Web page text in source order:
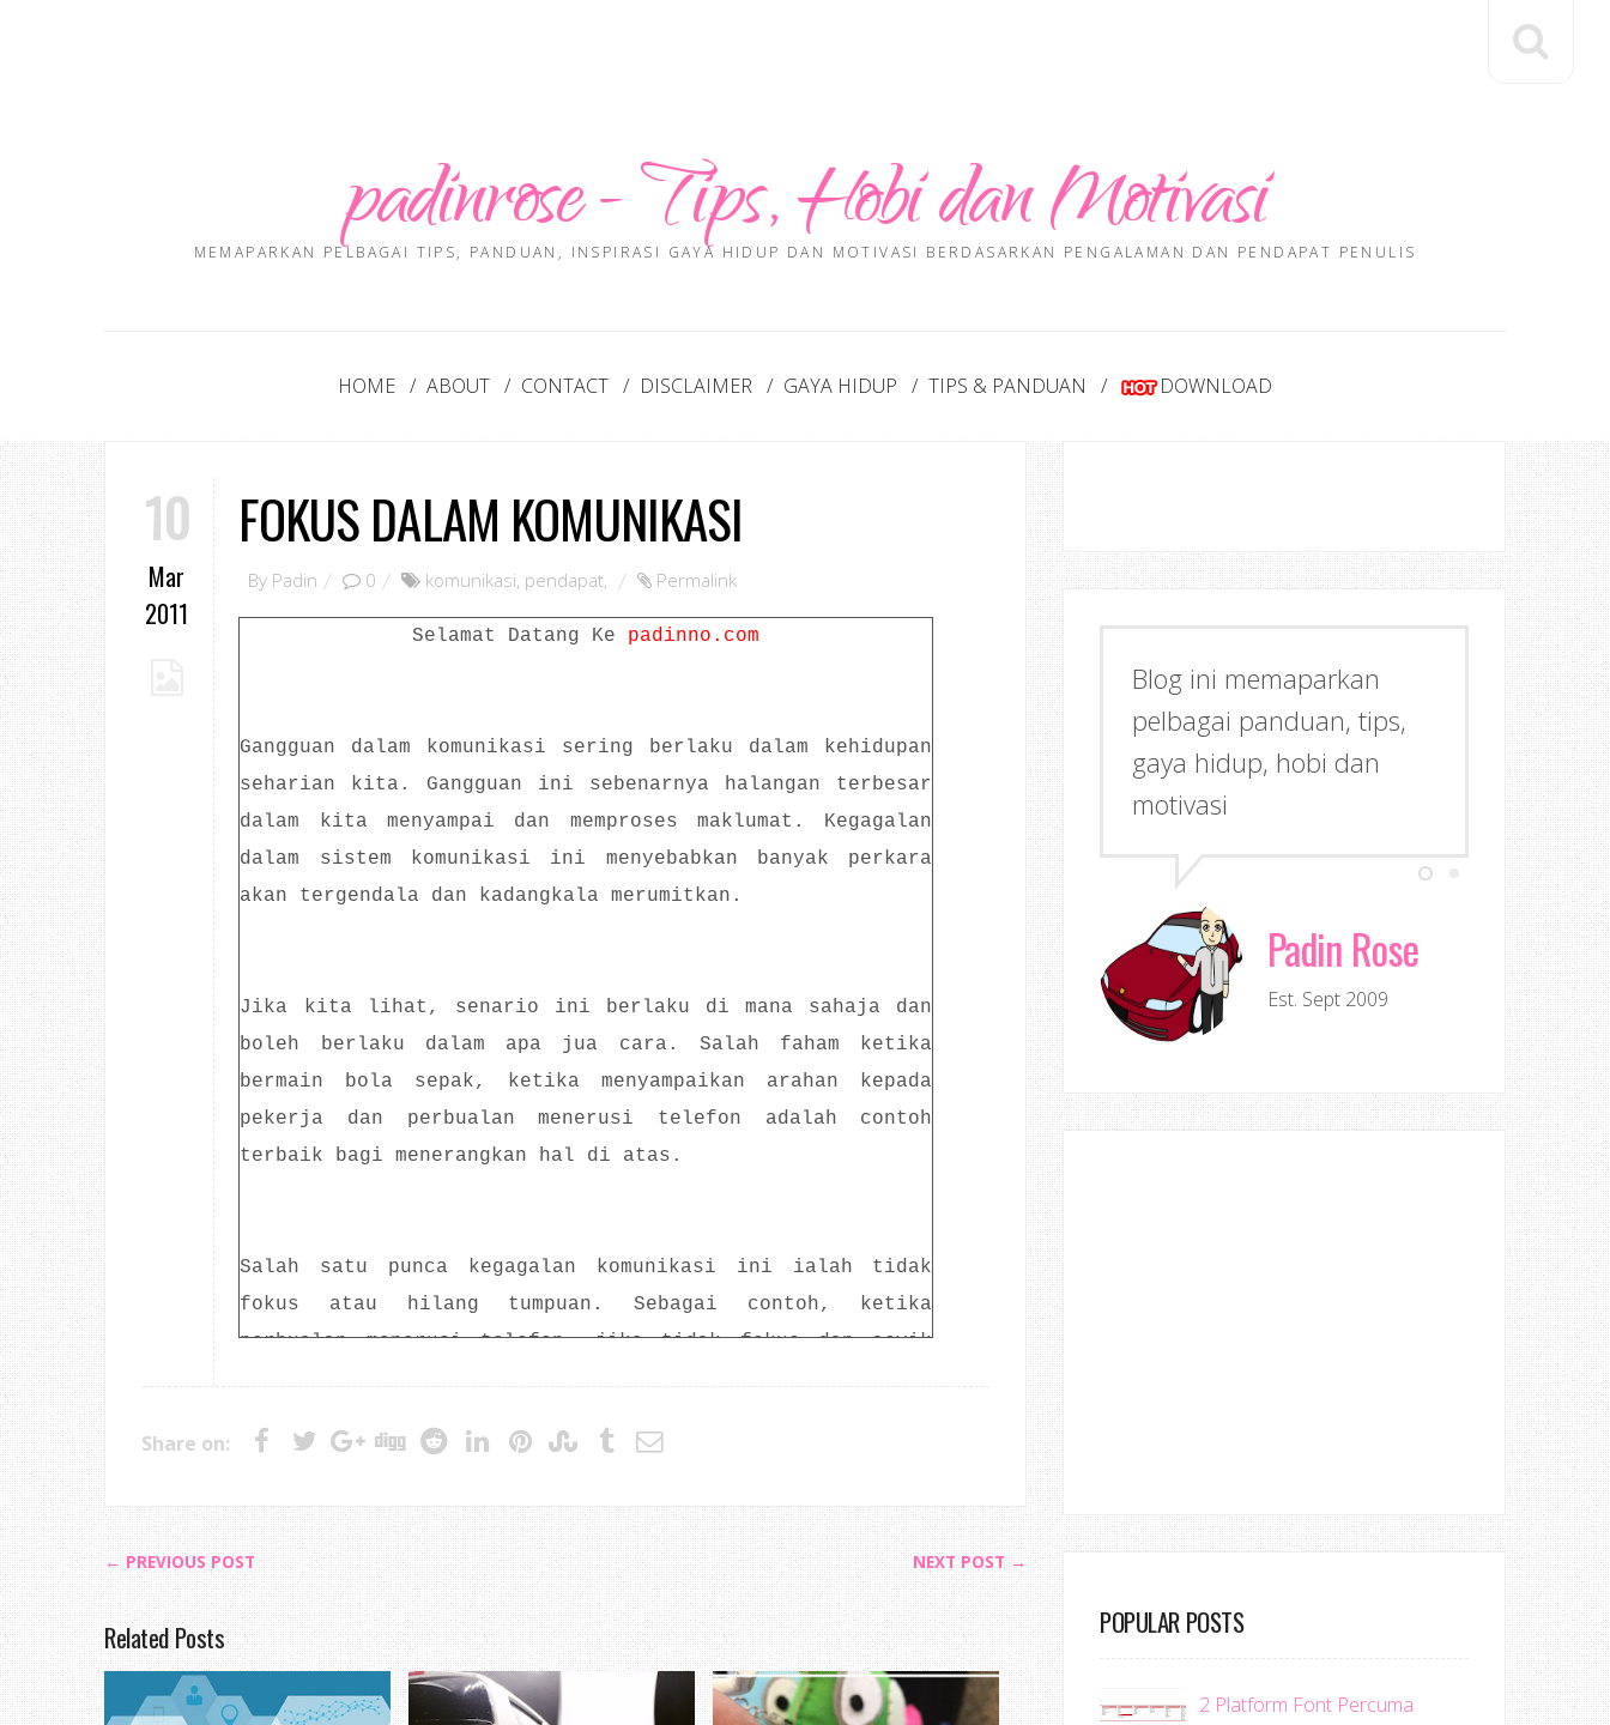
padinrose - Tips, Hobi dan Motivasi
MEMAPARKAN PELBAGAI TIPS, PANDUAN, INSPIRASI GAYA HIDUP DAN MOTIVASI BERDASARKAN PENGALAMAN DAN PENDAPAT PENULIS
HOME ABOUT CONTACT DISCLAIMER GAYA HIDUP TIPS & PANDUAN DOWNLOAD
10
Mar
2011
FOKUS DALAM KOMUNIKASI
By Padin 0 komunikasi, pendapat, Permalink
Selamat Datang Ke padinno.com
Gangguan dalam komunikasi sering berlaku dalam kehidupan
seharian kita. Gangguan ini sebenarnya halangan terbesar
dalam kita menyampai dan memproses maklumat. Kegagalan
dalam sistem komunikasi ini menyebabkan banyak perkara
akan tergendala dan kadangkala merumitkan.
Jika kita lihat, senario ini berlaku di mana sahaja dan
boleh berlaku dalam apa jua cara. Salah faham ketika
bermain bola sepak, ketika menyampaikan arahan kepada
pekerja dan perbualan menerusi telefon adalah contoh
terbaik bagi menerangkan hal di atas.
Salah satu punca kegagalan komunikasi ini ialah tidak
fokus atau hilang tumpuan. Sebagai contoh, ketika
perbualan menerusi telefon, jika tidak fokus dan asyik
untuk fokus dengan isyarat rakan sepasukan akan merugikan
Antara kepentingan tumpuan dalam komunikasi ini ialah
dapat mengurangkan risiko kegagalan, dan dapat
mengelakkan keadaan menjadi bertambah rumit. Sekiranya
pekerja tidak fokus dan hilang tumpuan semasa menerima
Share on:
← PREVIOUS POST NEXT POST →
Related Posts
Blog ini memaparkan
pelbagai panduan, tips,
gaya hidup, hobi dan
motivasi
Padin Rose
Est. Sept 2009
POPULAR POSTS
2 Platform Font Percuma